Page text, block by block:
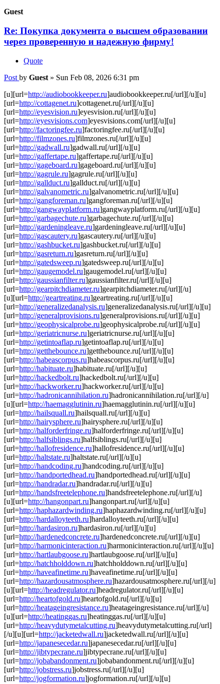
Guest
Re: Покупка документа о высшем образовании
через проверенную и надежную фирму!
Quote
Post by Guest » Sun Feb 08, 2026 6:31 pm
[u][url=http://audiobookkeeper.ru]audiobookkeeper.ru[/url][/u][u]
[url=http://cottagenet.ru]cottagenet.ru[/url][/u][u]
[url=http://eyesvision.ru]eyesvision.ru[/url][/u][u]
[url=http://eyesvisions.com]eyesvisions.com[/url][/u][u]
[url=http://factoringfee.ru]factoringfee.ru[/url][/u][u]
[url=http://filmzones.ru]filmzones.ru[/url][/u][u]
[url=http://gadwall.ru]gadwall.ru[/url][/u][u]
[url=http://gaffertape.ru]gaffertape.ru[/url][/u][u]
[url=http://gageboard.ru]gageboard.ru[/url][/u][u]
[url=http://gagrule.ru]gagrule.ru[/url][/u][u]
[url=http://gallduct.ru]gallduct.ru[/url][/u][u]
[url=http://galvanometric.ru]galvanometric.ru[/url][/u][u]
[url=http://gangforeman.ru]gangforeman.ru[/url][/u][u]
[url=http://gangwayplatform.ru]gangwayplatform.ru[/url][/u][u]
[url=http://garbagechute.ru]garbagechute.ru[/url][/u][u]
[url=http://gardeningleave.ru]gardeningleave.ru[/url][/u][u]
[url=http://gascautery.ru]gascautery.ru[/url][/u][u]
[url=http://gashbucket.ru]gashbucket.ru[/url][/u][u]
[url=http://gasreturn.ru]gasreturn.ru[/url][/u][u]
[url=http://gatedsweep.ru]gatedsweep.ru[/url][/u][u]
[url=http://gaugemodel.ru]gaugemodel.ru[/url][/u][u]
[url=http://gaussianfilter.ru]gaussianfilter.ru[/url][/u][u]
[url=http://gearpitchdiameter.ru]gearpitchdiameter.ru[/url][/u]
[u][url=http://geartreating.ru]geartreating.ru[/url][/u][u]
[url=http://generalizedanalysis.ru]generalizedanalysis.ru[/url][/u][u]
[url=http://generalprovisions.ru]generalprovisions.ru[/url][/u][u]
[url=http://geophysicalprobe.ru]geophysicalprobe.ru[/url][/u][u]
[url=http://geriatricnurse.ru]geriatricnurse.ru[/url][/u][u]
[url=http://getintoaflap.ru]getintoaflap.ru[/url][/u][u]
[url=http://getthebounce.ru]getthebounce.ru[/url][/u][u]
[url=http://habeascorpus.ru]habeascorpus.ru[/url][/u][u]
[url=http://habituate.ru]habituate.ru[/url][/u][u]
[url=http://hackedbolt.ru]hackedbolt.ru[/url][/u][u]
[url=http://hackworker.ru]hackworker.ru[/url][/u][u]
[url=http://hadronicannihilation.ru]hadronicannihilation.ru[/url][/u]
[u][url=http://haemagglutinin.ru]haemagglutinin.ru[/url][/u][u]
[url=http://hailsquall.ru]hailsquall.ru[/url][/u][u]
[url=http://hairysphere.ru]hairysphere.ru[/url][/u][u]
[url=http://halforderfringe.ru]halforderfringe.ru[/url][/u][u]
[url=http://halfsiblings.ru]halfsiblings.ru[/url][/u][u]
[url=http://hallofresidence.ru]hallofresidence.ru[/url][/u][u]
[url=http://haltstate.ru]haltstate.ru[/url][/u][u]
[url=http://handcoding.ru]handcoding.ru[/url][/u][u]
[url=http://handportedhead.ru]handportedhead.ru[/url][/u][u]
[url=http://handradar.ru]handradar.ru[/url][/u][u]
[url=http://handsfreetelephone.ru]handsfreetelephone.ru[/url][/u]
[u][url=http://hangonpart.ru]hangonpart.ru[/url][/u][u]
[url=http://haphazardwinding.ru]haphazardwinding.ru[/url][/u][u]
[url=http://hardalloyteeth.ru]hardalloyteeth.ru[/url][/u][u]
[url=http://hardasiron.ru]hardasiron.ru[/url][/u][u]
[url=http://hardenedconcrete.ru]hardenedconcrete.ru[/url][/u][u]
[url=http://harmonicinteraction.ru]harmonicinteraction.ru[/url][/u][u]
[url=http://hartlaubgoose.ru]hartlaubgoose.ru[/url][/u][u]
[url=http://hatchholddown.ru]hatchholddown.ru[/url][/u][u]
[url=http://haveafinetime.ru]haveafinetime.ru[/url][/u][u]
[url=http://hazardousatmosphere.ru]hazardousatmosphere.ru[/url][/u]
[u][url=http://headregulator.ru]headregulator.ru[/url][/u][u]
[url=http://heartofgold.ru]heartofgold.ru[/url][/u][u]
[url=http://heatageingresistance.ru]heatageingresistance.ru[/url][/u]
[u][url=http://heatinggas.ru]heatinggas.ru[/url][/u][u]
[url=http://heavydutymetalcutting.ru]heavydutymetalcutting.ru[/url]
[/u][u][url=http://jacketedwall.ru]jacketedwall.ru[/url][/u][u]
[url=http://japanesecedar.ru]japanesecedar.ru[/url][/u][u]
[url=http://jibtypecrane.ru]jibtypecrane.ru[/url][/u][u]
[url=http://jobabandonment.ru]jobabandonment.ru[/url][/u][u]
[url=http://jobstress.ru]jobstress.ru[/url][/u][u]
[url=http://jogformation.ru]jogformation.ru[/url][/u][u]